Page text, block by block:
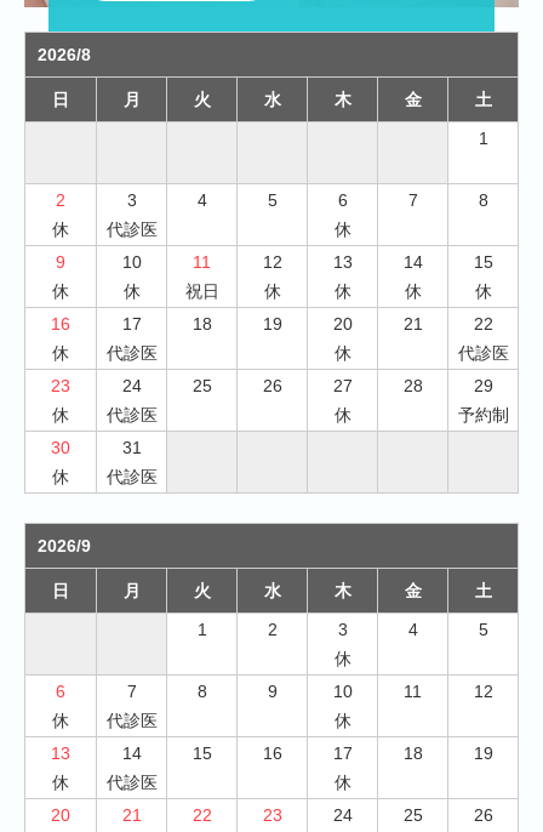
2026/8
日 月 火 水 木 金
土
1
2
休
3
代診医
4 5
6
休
7 8
9
休
10
休
11
祝日
12
休
13
休
14
休
15
休
16
休
17
代診医
18 19
20
休
21
22
代診医
23
休
24
代診医
25 26
27
休
28
29
予約制
30
休
31
代診医
2026/9
日 月 火 水 木 金
土
1
2
3
休
4 5
6
休
7
代診医
8 9
10
休
11 12
13
休
14
代診医
15 16
17
休
18 19
20
21
22
23
24
25 26